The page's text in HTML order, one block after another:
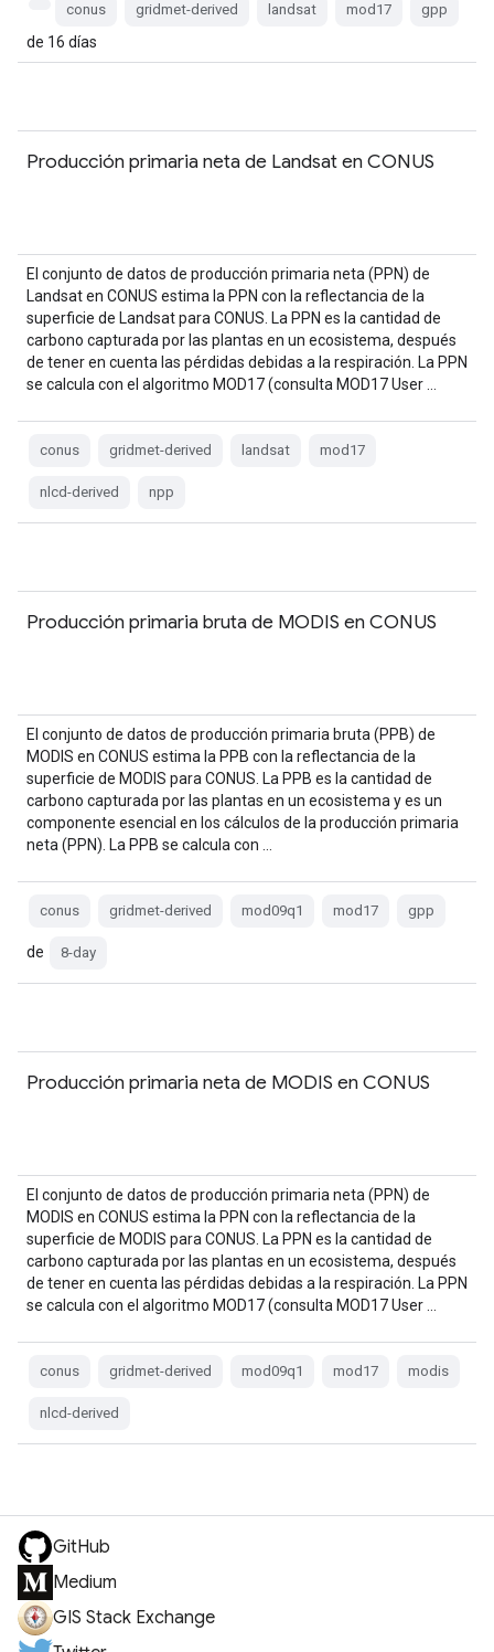
conus gridmet-derived landsat mod17 gpp
de 16 días
Producción primaria neta de Landsat en CONUS
El conjunto de datos de producción primaria neta (PPN) de
Landsat en CONUS estima la PPN con la reflectancia de la
superficie de Landsat para CONUS. La PPN es la cantidad de
carbono capturada por las plantas en un ecosistema, después
de tener en cuenta las pérdidas debidas a la respiración. La PPN
se calcula con el algoritmo MOD17 (consulta MOD17 User …
conus gridmet-derived landsat mod17
nlcd-derived npp
Producción primaria bruta de MODIS en CONUS
El conjunto de datos de producción primaria bruta (PPB) de
MODIS en CONUS estima la PPB con la reflectancia de la
superficie de MODIS para CONUS. La PPB es la cantidad de
carbono capturada por las plantas en un ecosistema y es un
componente esencial en los cálculos de la producción primaria
neta (PPN). La PPB se calcula con …
conus gridmet-derived mod09q1 mod17 gpp
de 8-day
Producción primaria neta de MODIS en CONUS
El conjunto de datos de producción primaria neta (PPN) de
MODIS en CONUS estima la PPN con la reflectancia de la
superficie de MODIS para CONUS. La PPN es la cantidad de
carbono capturada por las plantas en un ecosistema, después
de tener en cuenta las pérdidas debidas a la respiración. La PPN
se calcula con el algoritmo MOD17 (consulta MOD17 User …
conus gridmet-derived mod09q1 mod17 modis
nlcd-derived
GitHub
Medium
GIS Stack Exchange